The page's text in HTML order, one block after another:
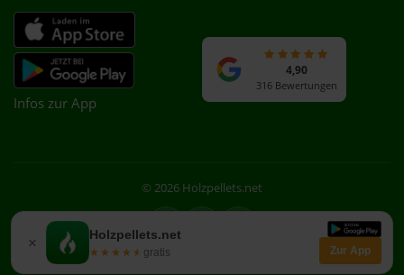
× Holzpellets.net
★★★★★
★★★★★ gratis Zur App
Infos zur App
4,90
316 Bewertungen
© 2026 Holzpellets.net
Facebook